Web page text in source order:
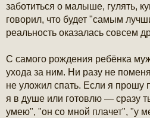
заботиться о малыше, гулять,
говорил, что будет "самым
реальность оказалась совсем
С самого рождения ребёнка
ухода за ним. Ни разу не
не уложил спать. Если я прошу
я в душе или готовлю — сразу
умею", "он со мной плачет", "у